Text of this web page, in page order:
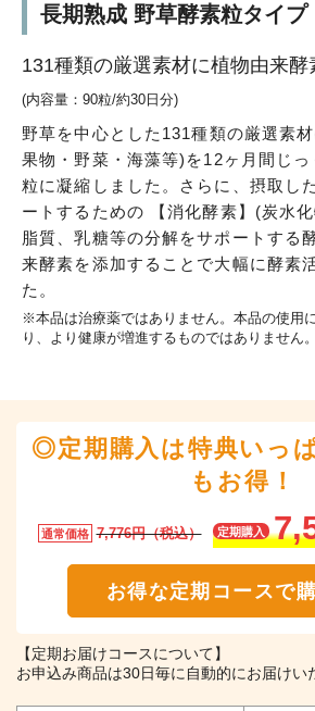
長期熟成 野草酵素粒タイプ
131種類の厳選素材に植物由来酵
(内容量：90粒/約30日分)
野草を中心とした131種類の厳選素
果物・野菜・海藻等)を12ヶ月間じ
粒に凝縮しました。さらに、摂取し
ートするための 【消化酵素】(炭水化
脂質、乳糖等の分解をサポートする
来酵素を添加することで大幅に酵素
た。
※本品は治療薬ではありません。本品の使用
り、より健康が増進するものではありません。
◎定期購入は特典いっ
もお得！
通常価格 7,776円（税込） 定期購入
お得な定期コースで
【定期お届けコースについて】
お申込み商品は30日毎に自動的にお届けい